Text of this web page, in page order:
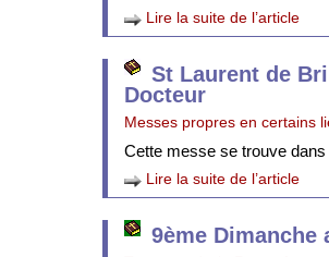
Lire la suite de l’article
St Laurent de
Docteur
Messes propres en certains
Cette messe se trouve
Lire la suite de l’article
9ème Dimanche